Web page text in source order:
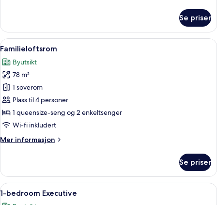
Executive
Se priser
Åpne
alle
bildene
av
Familieloftsrom
7
Familieloftsrom
Byutsikt
78 m²
1 soverom
Plass til 4 personer
1 queensize-seng og 2 enkeltsenger
Wi-fi inkludert
Mer informasjon
Mer
Se priser
Åpne
alle
1-bedroom Executive | Utsikt fra
7
1-bedroom Executive